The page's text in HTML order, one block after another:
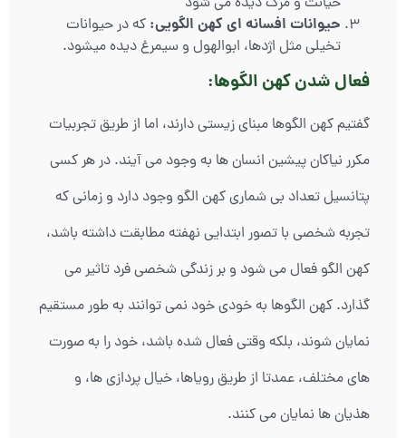
حیوانات افسانه ای کهن الگویی: که در حیوانات
تخیلی مثل اژدها، ابوالهول و سیمرغ دیده میشود.
فعال شدن کهن الگوها:
گفتیم کهن الگوها مبنای زیستی دارند، اما از طریق تجربیات
مکرر نیاکان پیشین انسان ها به وجود می آیند. در هر کسی
پتانسیل تعداد بی شماری کهن الگو وجود دارد و زمانی که
تجربه شخصی با تصور ابتدایی نهفته مطابقت داشته باشد،
کهن الگو فعال می شود و بر زندگی شخصی فرد تاثیر می
گذارد. کهن الگوها به خودی خود نمی توانند به طور مستقیم
نمایان شوند، بلکه وقتی فعال شده باشد، خود را به صورت
های مختلف، عمدتا از طریق رویاها، خیال پردازی ها، و
هذیان ها نمایان می کنند.